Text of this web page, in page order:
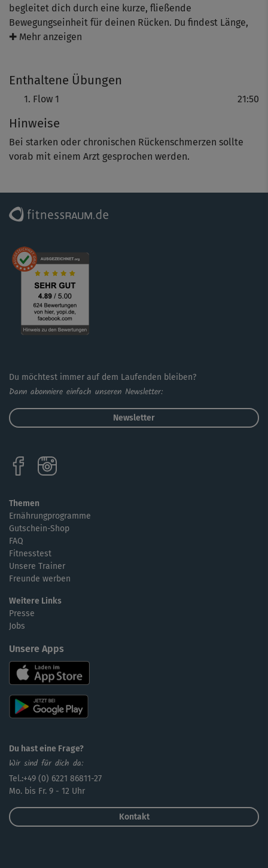
begleitet dich durch eine kurze, fließende
Bewegungseinheit für deinen Rücken. Du findest Länge,
lässt los und mobilisierst Wirbelsäule, Schultern und
zum Abschluss runden diesen wohltuenden Flow perfekt
✚ Mehr anzeigen
Enthaltene Übungen
Flow 1 21:50
Hinweise
Bei starken oder chronischen Rückenschmerzen sollte
vorab mit einem Arzt gesprochen werden.
Du möchtest immer auf dem Laufenden bleiben?
Dann abonniere einfach unseren Newsletter:
Newsletter
Themen
Ernährungprogramme
Gutschein-Shop
FAQ
Fitnesstest
Unsere Trainer
Freunde werben
Weitere Links
Presse
Jobs
Unsere Apps
Du hast eine Frage?
Wir sind für dich da:
Tel.:+49 (0) 6221 86811-27
Mo. bis Fr. 9 - 12 Uhr
Kontakt